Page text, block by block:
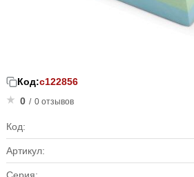
Код:с122856
0 / 0 отзывов
Код:
Артикул:
Серия: